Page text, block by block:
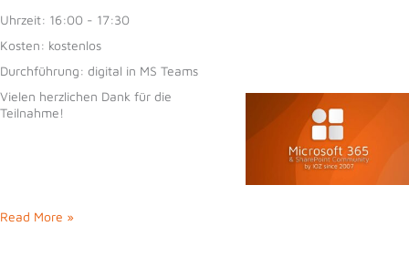
Uhrzeit: 16:00 - 17:30
Kosten: kostenlos
Durchführung: digital in MS Teams
Vielen herzlichen Dank für die
Teilnahme!
81.
Read More »